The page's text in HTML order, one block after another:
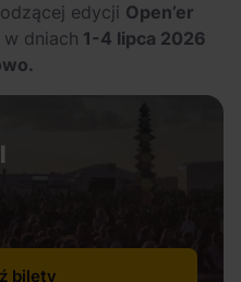
edycji Open’er
dniach 1-4 lipca 2026
bilety